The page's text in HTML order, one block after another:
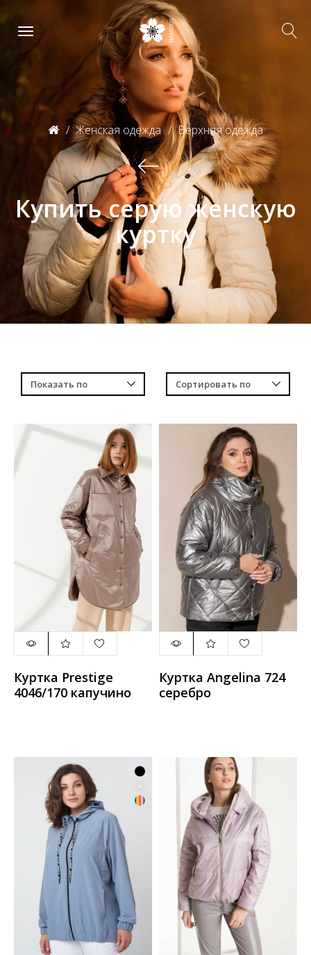
Женская одежда Верхняя одежда
Купить серую женскую
куртку
Куртка Prestige
4046/170 капучино
Куртка Angelina 724
серебро